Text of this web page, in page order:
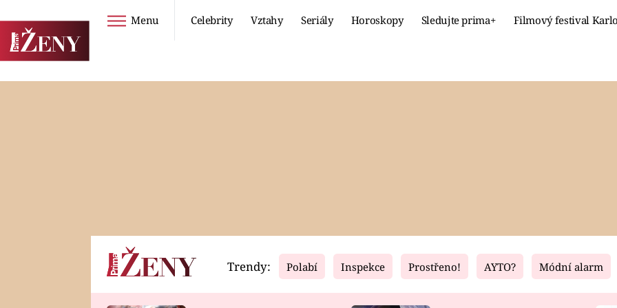
Menu Celebrity Vztahy Seriály Horoskopy Sledujte prima+ Filmový festival
Horoskopy Video Fresh Living
Trendy: Polabí Inspekce Prostřeno! AYTO? Módní alarm